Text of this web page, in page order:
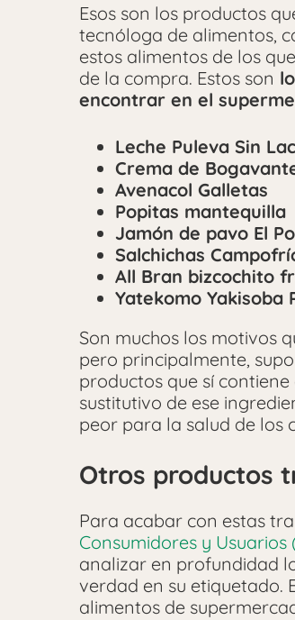
Esos son los productos
tecnóloga de alimentos,
estos alimentos de los
de la compra. Estos son
encontrar en el
Leche Puleva Sin
Crema de
Avenacol Galletas
Popitas mantequilla
Jamón de pavo El
Salchichas
All Bran bizcochito
Yatekomo Yakisoba
Son muchos los motivos
pero principalmente,
productos que sí
sustitutivo de ese
peor para la salud de los
Otros productos
Para acabar con estas
Consumidores y Usuarios
analizar en profundidad
verdad en su etiquetado.
alimentos de